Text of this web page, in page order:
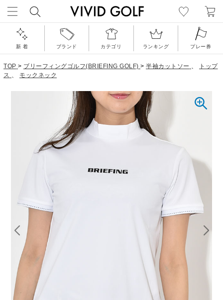
新 着 ブランド カテゴリ ランキング プレー券
TOP > ブリーフィングゴルフ(BRIEFING GOLF) > 半袖カットソー 、
トップ
ス 、 モックネック